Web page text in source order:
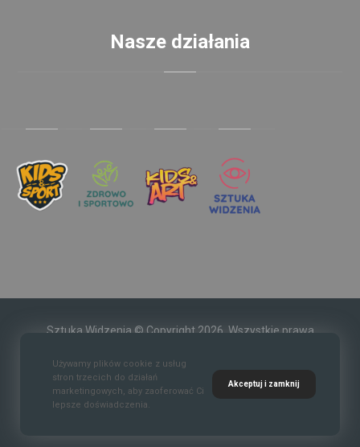
Nasze działania
Sztuka Widzenia © Copyright 2026. Wszystkie prawa
Używamy plików cookie z usług
stron trzecich do działań
marketingowych, aby zaoferować Ci
lepsze doświadczenia.
Akceptuj i zamknij